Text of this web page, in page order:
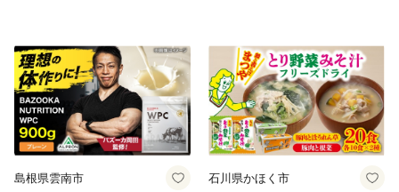
ち 本格おせち おせち予約 年
末 年始 お取り寄せ 新春 贅沢
おせち こだわりおせち 惣菜
老舗おせち ふるさと納税お
せち 御節 お節料理 正月 調理
不要 おせち料理2027
島根県雲南市 石川県かほく市